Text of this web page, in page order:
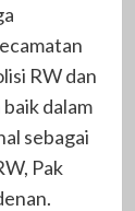
RW dan
dalam
sebagai
Pak